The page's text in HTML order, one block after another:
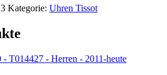
Kategorie: Uhren Tissot